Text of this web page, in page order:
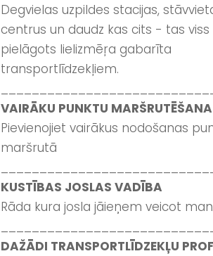
Degvielas uzpildes stacijas,
centrus un daudz kas cits - tas viss
pielāgots lielizmēŗa gabarīta
transportlīdzekļiem.
VAIRĀKU PUNKTU MARŠRUTĒŠANA
Pievienojiet vairākus nodošanas
maršrutā
KUSTĪBAS JOSLAS VADĪBA
Rāda kura josla jāieņem veicot
DAŽĀDI TRANSPORTLĪDZEKĻU